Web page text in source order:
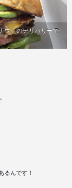
ウ」のデリバリーで
るんです！